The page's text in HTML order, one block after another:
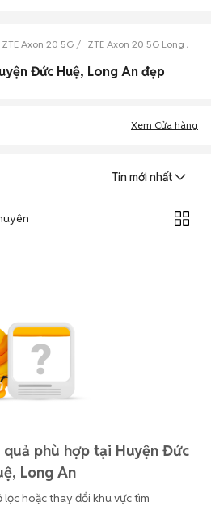
ZTE Axon 20 5G ZTE Axon 20 5G Long An
Đức Huệ, Long An đẹp
Xem Cửa hàng
Tin mới nhất
phù hợp tại Huyện Đức
Long An
lọc hoặc thay đổi khu vực tìm